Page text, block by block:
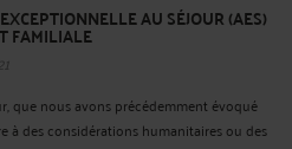
AU SÉJOUR (AES)
FAMILIALE
que nous avons précédemment évoqué
à des considérations humanitaires ou des